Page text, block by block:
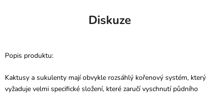
Diskuze
Popis produktu:
Kaktusy a sukulenty mají obvykle rozsáhlý kořenový systém, který
vyžaduje velmi specifické složení, které zaručí vyschnutí půdního